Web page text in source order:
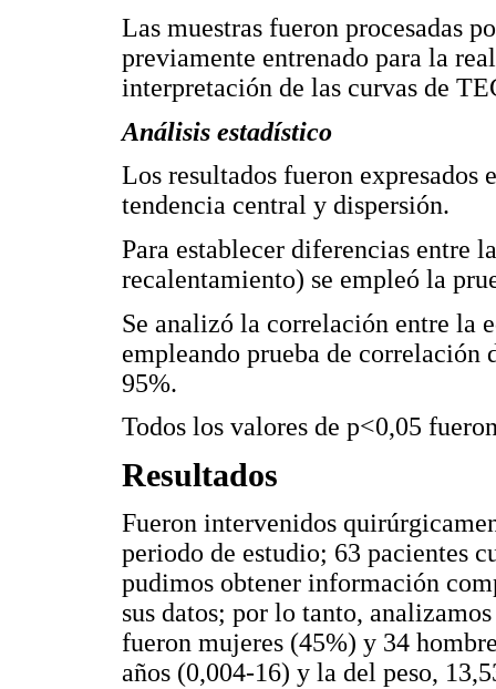
Las muestras fueron procesadas
previamente entrenado para la
interpretación de las curvas de
Análisis estadístico
Los resultados fueron expresados
tendencia central y dispersión.
Para establecer diferencias entre
recalentamiento) se empleó la
Se analizó la correlación entre la
empleando prueba de correlación
95%.
Todos los valores de p<0,05
Resultados
Fueron intervenidos
periodo de estudio; 63 pacientes
pudimos obtener información
sus datos; por lo tanto,
fueron mujeres (45%) y 34
años (0,004-16) y la del peso,